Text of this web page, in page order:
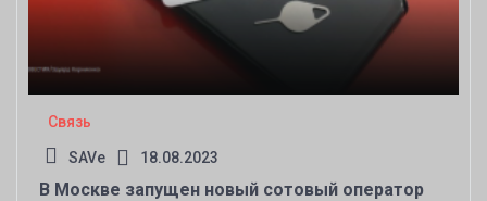
Связь
SAVe 18.08.2023
В Москве запущен новый сотовый оператор